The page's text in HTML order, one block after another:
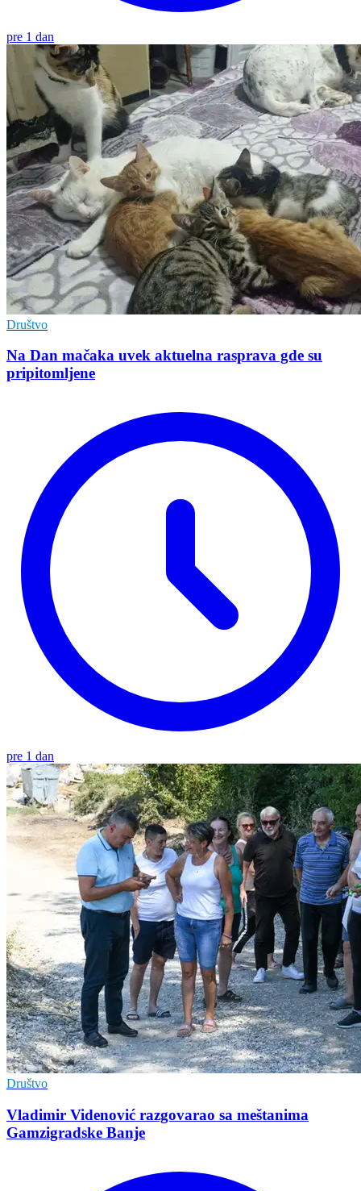
pre 1 dan
Društvo
Na Dan mačaka uvek aktuelna rasprava gde su
pripitomljene
pre 1 dan
Društvo
Vladimir Vidеnović razgovarao sa mеštanima
Gamzigradskе Banjе